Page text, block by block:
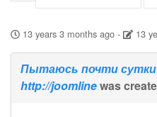
13 years 3 months ago- 13
Пытаюсь почти
http://joomlinewas